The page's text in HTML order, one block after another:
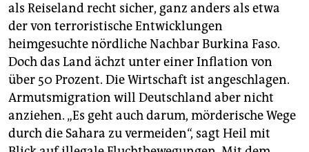
als Reiseland recht sicher, ganz anders als etwa
der von terroristische Entwicklungen
heimgesuchte nördliche Nachbar Burkina Faso.
Doch das Land ächzt unter einer Inflation von
über 50 Prozent. Die Wirtschaft ist angeschlagen.
Armutsmigration will Deutschland aber nicht
anziehen. „Es geht auch darum, mörderische Wege
durch die Sahara zu vermeiden“, sagt Heil mit